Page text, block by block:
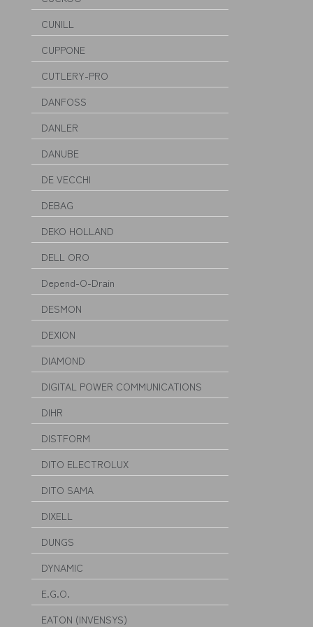
CUNILL
CUPPONE
CUTLERY-PRO
DANFOSS
DANLER
DANUBE
DE VECCHI
DEBAG
DEKO HOLLAND
DELL ORO
Depend-O-Drain
DESMON
DEXION
DIAMOND
DIGITAL POWER COMMUNICATIONS
DIHR
DISTFORM
DITO ELECTROLUX
DITO SAMA
DIXELL
DUNGS
DYNAMIC
E.G.O.
EATON (INVENSYS)